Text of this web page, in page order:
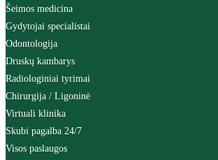
Šeimos medicina
Gydytojai specialistai
Odontologija
Druskų kambarys
Radiologiniai tyrimai
Chirurgija / Ligoninė
Virtuali klinika
Skubi pagalba 24/7
Visos paslaugos